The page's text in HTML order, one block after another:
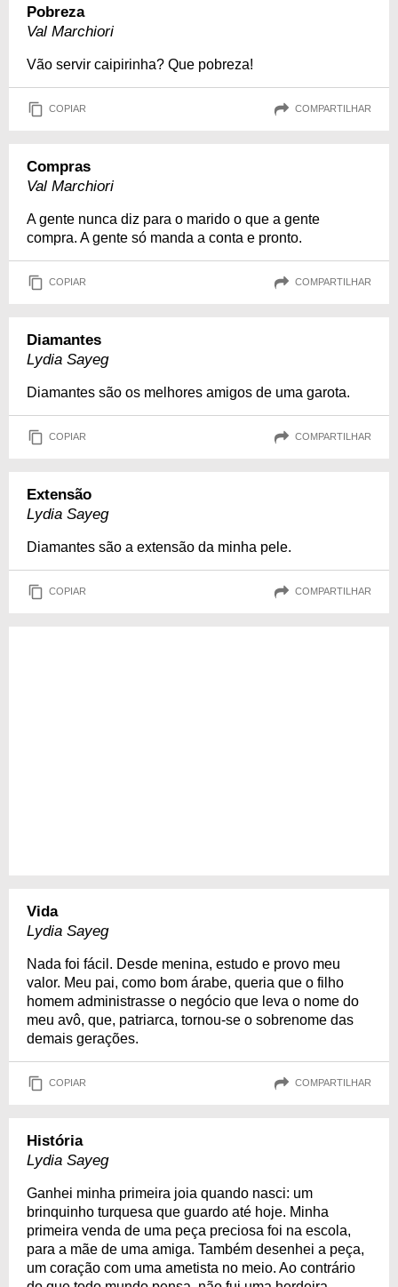
Pobreza
Val Marchiori
Vão servir caipirinha? Que pobreza!
COPIAR COMPARTILHAR
Compras
Val Marchiori
A gente nunca diz para o marido o que a gente
compra. A gente só manda a conta e pronto.
COPIAR COMPARTILHAR
Diamantes
Lydia Sayeg
Diamantes são os melhores amigos de uma garota.
COPIAR COMPARTILHAR
Extensão
Lydia Sayeg
Diamantes são a extensão da minha pele.
COPIAR COMPARTILHAR
Vida
Lydia Sayeg
Nada foi fácil. Desde menina, estudo e provo meu
valor. Meu pai, como bom árabe, queria que o filho
homem administrasse o negócio que leva o nome do
meu avô, que, patriarca, tornou-se o sobrenome das
demais gerações.
COPIAR COMPARTILHAR
História
Lydia Sayeg
Ganhei minha primeira joia quando nasci: um
brinquinho turquesa que guardo até hoje. Minha
primeira venda de uma peça preciosa foi na escola,
para a mãe de uma amiga. Também desenhei a peça,
um coração com uma ametista no meio. Ao contrário